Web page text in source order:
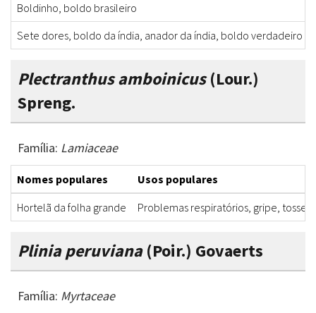
Boldinho, boldo brasileiro
Sete dores, boldo da índia, anador da índia, boldo verdadeiro
Plectranthus amboinicus(Lour.)
Spreng.
Família: Lamiaceae
Nomes populares
Usos populares
Hortelã da folha grande
Problemas respiratórios, gripe, tosse,
Plinia peruviana(Poir.) Govaerts
Família: Myrtaceae